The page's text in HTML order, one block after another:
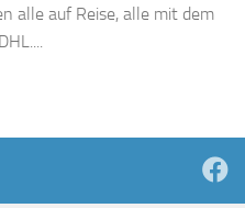
alle auf Reise, alle mit dem